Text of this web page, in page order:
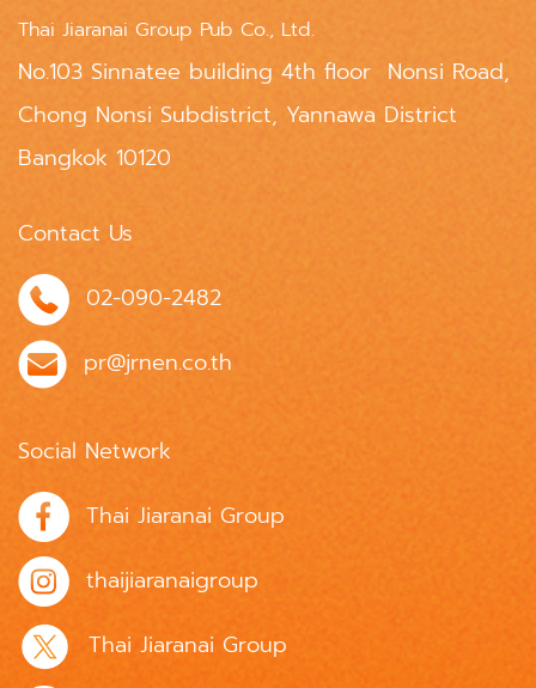
Thai Jiaranai Group Pub Co., Ltd.
No.103 Sinnatee building 4th floor Nonsi Road,
Chong Nonsi Subdistrict, Yannawa District
Bangkok 10120
Contact Us
02-090-2482
pr@jrnen.co.th
Social Network
Thai Jiaranai Group
thaijiaranaigroup
Thai Jiaranai Group